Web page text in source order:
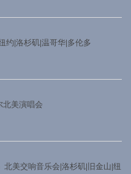
约|洛杉矶|温哥华|多伦多
北美演唱会
北美交响音乐会|洛杉矶|旧金山|纽